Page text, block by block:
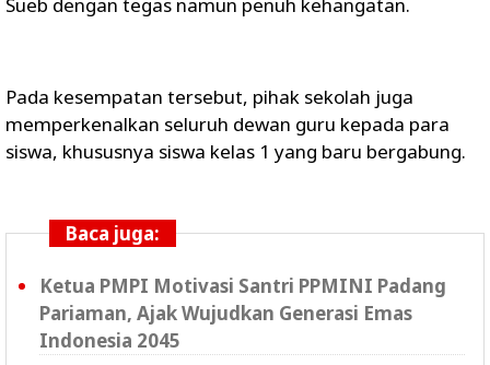
Pada kesempatan tersebut, pihak sekolah juga
memperkenalkan seluruh dewan guru kepada para
siswa, khususnya siswa kelas 1 yang baru bergabung.
Baca juga:
Ketua PMPI Motivasi Santri PPMINI Padang
Pariaman, Ajak Wujudkan Generasi Emas
Indonesia 2045